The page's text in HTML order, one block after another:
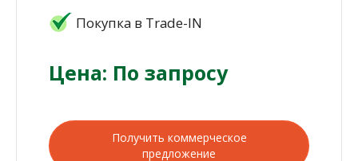
Покупка в Trade-IN
Цена: По запросу
Получить коммерческое
предложение